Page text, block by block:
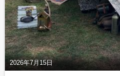
2026年7月15日